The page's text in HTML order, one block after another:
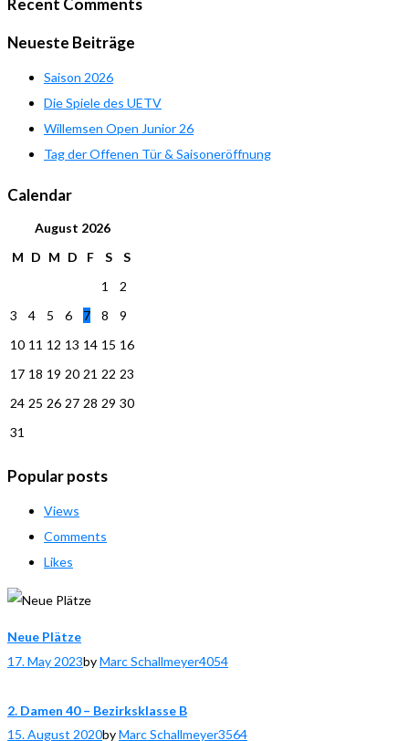
Recent Comments
Neueste Beiträge
Saison 2026
Die Spiele des UETV
Willemsen Open Junior 26
Tag der Offenen Tür & Saisoneröffnung
Calendar
August 2026
M D M D F S
S
1
2
3
4 5 6 7 8
9
10 11 12 13 14 15 16
17 18 19 20 21 22 23
24 25 26 27 28 29 30
31
Popular posts
Views
Comments
Likes
Neue Plätze
17. May 2023byMarc Schallmeyer4054
2. Damen 40 – Bezirksklasse B
15. August 2020byMarc Schallmeyer3564